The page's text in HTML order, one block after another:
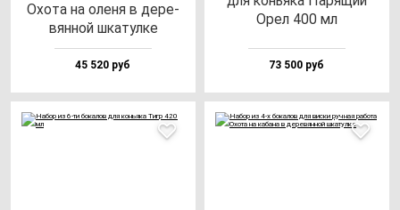
Охо­та на оле­ня в де­ре­
вян­ной шка­тул­ке
45 520 руб
Орел 400 мл
73 500 руб